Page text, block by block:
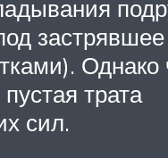
трата
сил.